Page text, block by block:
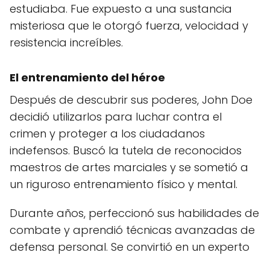
estudiaba. Fue expuesto a una sustancia
misteriosa que le otorgó fuerza, velocidad y
resistencia increíbles.
El entrenamiento del héroe
Después de descubrir sus poderes, John Doe
decidió utilizarlos para luchar contra el
crimen y proteger a los ciudadanos
indefensos. Buscó la tutela de reconocidos
maestros de artes marciales y se sometió a
un riguroso entrenamiento físico y mental.
Durante años, perfeccionó sus habilidades de
combate y aprendió técnicas avanzadas de
defensa personal. Se convirtió en un experto